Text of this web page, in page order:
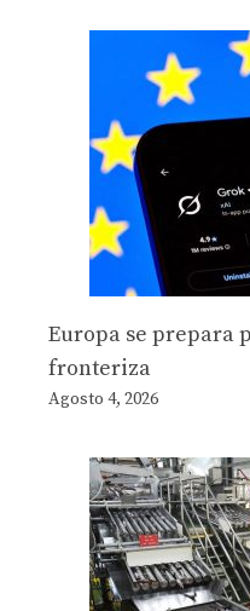
Europa se prepara
fronteriza
Agosto 4, 2026